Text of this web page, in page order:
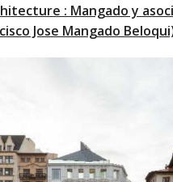
: Mangado y
Jose Mangado